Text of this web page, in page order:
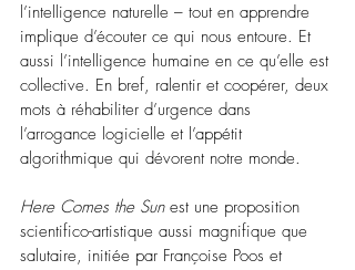
l’intelligence naturelle – tout en apprendre
implique d’écouter ce qui nous entoure. Et
aussi l’intelligence humaine en ce qu’elle est
collective. En bref, ralentir et coopérer, deux
mots à réhabiliter d’urgence dans
l’arrogance logicielle et l’appétit
algorithmique qui dévorent notre monde.
Here Comes the Sun est une proposition
scientifico-artistique aussi magnifique que
salutaire, initiée par Françoise Poos et